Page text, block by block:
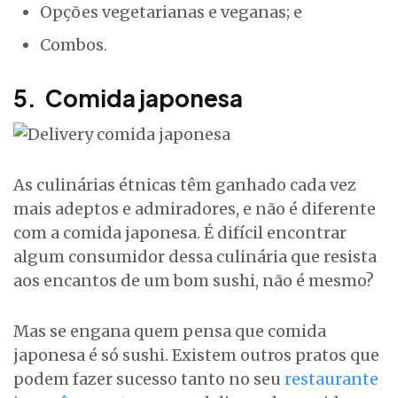
Opções vegetarianas e veganas; e
Combos.
5. Comida japonesa
As culinárias étnicas têm ganhado cada vez
mais adeptos e admiradores, e não é diferente
com a comida japonesa. É difícil encontrar
algum consumidor dessa culinária que resista
aos encantos de um bom sushi, não é mesmo?
Mas se engana quem pensa que comida
japonesa é só sushi. Existem outros pratos que
podem fazer sucesso tanto no seu restaurante